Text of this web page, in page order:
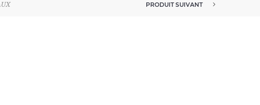
PRODUIT SUIVANT